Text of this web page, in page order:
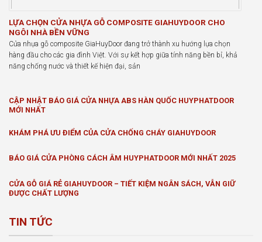
LỰA CHỌN CỬA NHỰA GỖ COMPOSITE GIAHUYDOOR CHO
NGÔI NHÀ BỀN VỮNG
Cửa nhựa gỗ composite GiaHuyDoor đang trở thành xu hướng lựa chọn
hàng đầu cho các gia đình Việt. Với sự kết hợp giữa tính năng bền bỉ, khả
năng chống nước và thiết kế hiện đại, sản
CẬP NHẬT BÁO GIÁ CỬA NHỰA ABS HÀN QUỐC HUYPHATDOOR
MỚI NHẤT
KHÁM PHÁ ƯU ĐIỂM CỦA CỬA CHỐNG CHÁY GIAHUYDOOR
BÁO GIÁ CỬA PHÒNG CÁCH ÂM HUYPHATDOOR MỚI NHẤT 2025
CỬA GỖ GIÁ RẺ GIAHUYDOOR – TIẾT KIỆM NGÂN SÁCH, VẪN GIỮ
ĐƯỢC CHẤT LƯỢNG
TIN TỨC